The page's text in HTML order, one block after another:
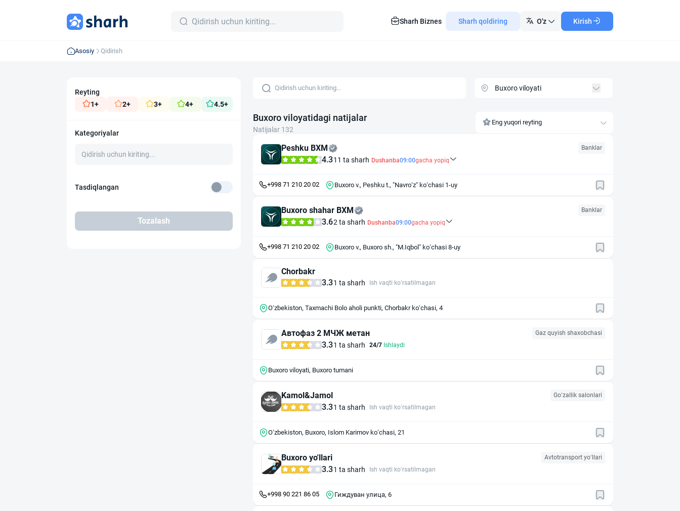
Sharh Biznes Sharh qoldiring O'z Kirish
Asosiy Qidirish
Reyting
1+
2+ 3+ 4+ 4.5+
Kategoriyalar
Tasdiqlangan
Tozalash
Buxoro viloyatidagi natijalar
Natijalar 132
Eng yuqori reyting
Peshku BXM Banklar
4.311 ta sharh Dushanba09:00gacha yopiq
+998 71 210 20 02 Buxoro v., Peshku t., "Navro‘z" ko‘chasi 1-uy
Buxoro shahar BXM Banklar
3.62 ta sharh Dushanba09:00gacha yopiq
+998 71 210 20 02 Buxoro v., Buxoro sh., "M.Iqbol" ko‘chasi 8-uy
Chorbakr
3.31 ta sharh Ish vaqti ko‘rsatilmagan
Oʻzbekiston, Taxmachi Bolo aholi punkti, Chorbakr koʻchasi, 4
Автофаз 2 МЧЖ метан Gaz quyish shaxobchasi
3.31 ta sharh 24/7 Ishlaydi
Buxoro viloyati, Buxoro tumani
Kamol&Jamol Go‘zallik salonlari
3.31 ta sharh Ish vaqti ko‘rsatilmagan
Oʻzbekiston, Buxoro, Islom Karimov koʻchasi, 21
Buxoro yo'llari Avtotransport yo‘llari
3.31 ta sharh Ish vaqti ko‘rsatilmagan
+998 90 221 86 05 Гиждуван улица, 6